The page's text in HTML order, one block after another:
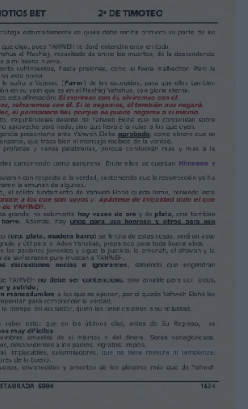
has oído de mí, en la emunah y
Mashíaj Yahshua.
el buen depósito de todo lo que
por medio del Ruaj de kadushá
nosotros.
que se apartaron de mí todos
entre ellos Figelo y
le conceda Rajem a la
porque muchas veces me
se avergonzó de mis cadenas.
cuando él estuvo en Ro ma,
hasta hallarme.
le conceda que halle Rajem de
en aquel día. Cuánto nos
y tú lo sabes muy bien.
ben/hijo mío, fortalécete en el
hay en el Mashíaj Yahshua.
de parte mía mediante
encárgaselo a hombres
para enseñar también a otros.
sé partícipe de los sufrimientos